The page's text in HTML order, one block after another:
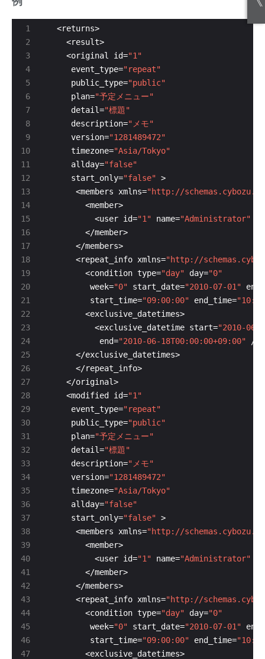
3
4
5
6
7
8
9
10
13
14
15
16
17
18
19
20
23
24
25
26
27
28
29
30
33
34
35
36
37
38
39
40
43
44
45
46
47
    <original id=
"1"
     event_type=
"repeat"
     public_type=
"public"
     plan=
"予定メニュー"
     detail=
"標題"
     description=
"メモ"
     version=
"1281489472"
     timezone=
"Asia/Tokyo"
     allday=
"false"
     start_only=
"false"
      <members xmlns=
"http://
          <user id=
"1" name="Administrator"
      <repeat_info xmlns=
"http://
        <condition type=
"day" day="0"
         week=
"0" start_date="2010-07-01"
         start_time=
"09:00:00" end_time=
          <exclusive_datetime start=
"2010-06-
           end=
"2010-06-18T00:00:00+09:00"
    <modified id=
"1"
     event_type=
"repeat"
     public_type=
"public"
     plan=
"予定メニュー"
     detail=
"標題"
     description=
"メモ"
     version=
"1281489472"
     timezone=
"Asia/Tokyo"
     allday=
"false"
     start_only=
"false"
      <members xmlns=
"http://
          <user id=
"1" name="Administrator"
      <repeat_info xmlns=
"http://
        <condition type=
"day" day="0"
         week=
"0" start_date="2010-07-01"
         start_time=
"09:00:00" end_time=